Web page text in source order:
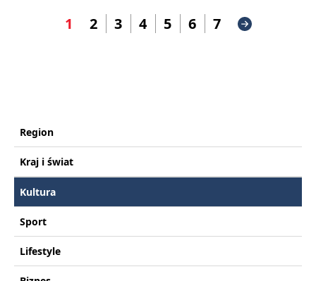
1 2 3 4 5 6 7
Region
Kraj i świat
Kultura
Sport
Lifestyle